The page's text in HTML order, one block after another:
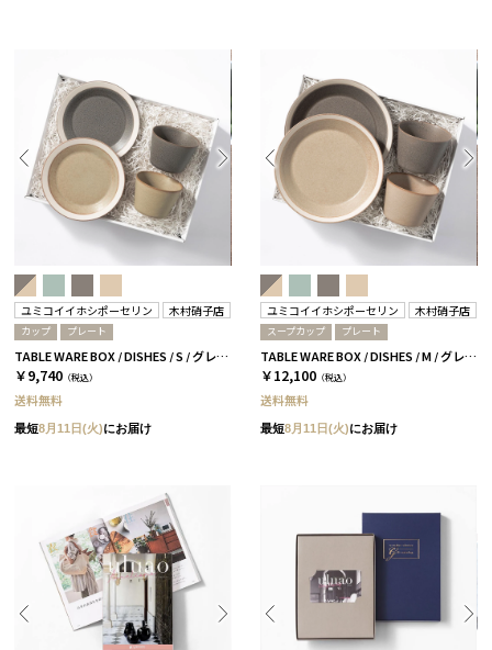
ユミコイイホシポーセリン 木村硝子店
カップ プレート
TABLE WARE BOX / DISHES / S / グレー＆ベージュ［イイホシユミコ×木村硝子店］
￥9,740 （税込）
送料無料
最短8月11日(火)にお届け
ユミコイイホシポーセリン 木村硝子店
スープカップ プレート
TABLE WARE BOX / DISHES / M / グレー＆ベージュ［イイホシユミコ×木村硝子店］
￥12,100 （税込）
送料無料
最短8月11日(火)にお届け